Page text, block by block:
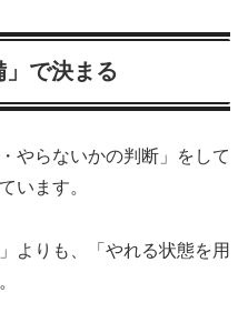
で決まる
やらないかの判断」をして
います。
よりも、「やれる状態を用